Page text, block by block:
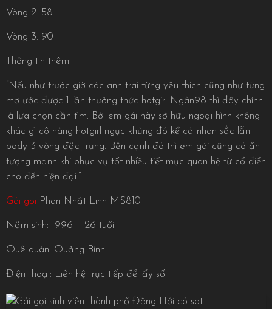
Vòng 2: 58
Vòng 3: 90
Thông tin thêm:
“Nếu như trước giờ các anh trai từng yêu thích cũng như từng
mơ ước được 1 lần thưởng thức hotgirl Ngân98 thì đây chính
là lựa chọn cần tìm. Bởi em gái này sở hữu ngoại hình không
khác gì cô nàng hotgirl ngực khủng đó kể cả nhan sắc lẫn
body 3 vòng đặc trưng. Bên cạnh đó thì em gái cũng có ấn
tượng mạnh khi phục vụ tốt nhiều tiết mục quan hệ từ cổ điển
cho đến hiện đại.”
Gái gọi Phan Nhật Linh MS810
Năm sinh: 1996 – 26 tuổi.
Quê quán: Quảng Bình
Điện thoại: Liên hệ trực tiếp để lấy số.